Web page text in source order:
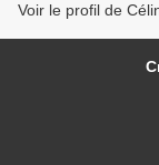
Voir le profil de